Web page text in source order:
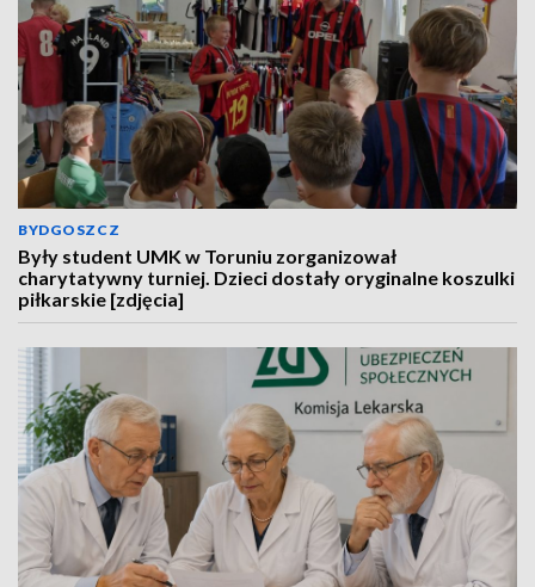
BYDGOSZCZ
Były student UMK w Toruniu zorganizował
charytatywny turniej. Dzieci dostały oryginalne koszulki
piłkarskie [zdjęcia]